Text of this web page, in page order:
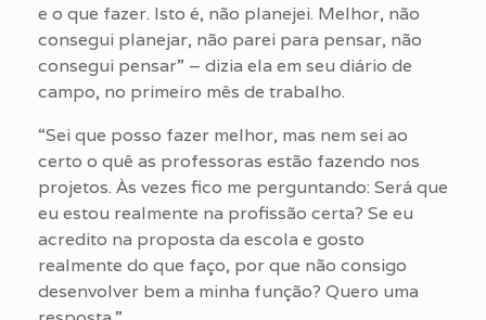
e o que fazer. Isto é, não planejei. Melhor, não
consegui planejar, não parei para pensar, não
consegui pensar” – dizia ela em seu diário de
campo, no primeiro mês de trabalho.
“Sei que posso fazer melhor, mas nem sei ao
certo o quê as professoras estão fazendo nos
projetos. Às vezes fico me perguntando: Será que
eu estou realmente na profissão certa? Se eu
acredito na proposta da escola e gosto
realmente do que faço, por que não consigo
desenvolver bem a minha função? Quero uma